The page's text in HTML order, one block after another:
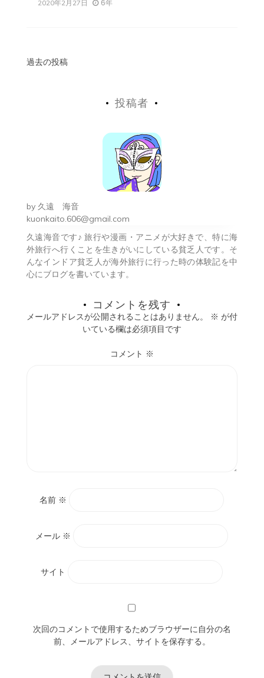
2020年2月27日 6年
投
シ
ョ
ン
過去の投稿
投稿者
by 久遠 海音
kuonkaito.606@gmail.com
久遠海音です♪ 旅行や漫画・アニメが大好きで、特に海
外旅行へ行くことを生きがいにしている貧乏人です。そ
んなインドア貧乏人が海外旅行に行った時の体験記を中
心にブログを書いています。
コメントを残す
メールアドレスが公開されることはありません。 ※ が付
いている欄は必須項目です
コメント ※
名前 ※
メール ※
サイト
次回のコメントで使用するためブラウザーに自分の名
前、メールアドレス、サイトを保存する。